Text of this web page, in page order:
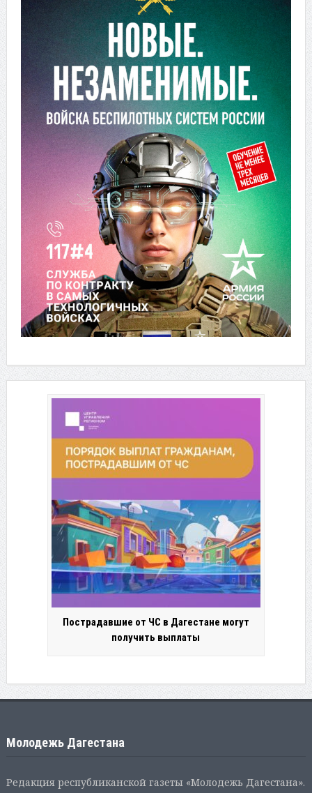
Пострадавшие от ЧС в Дагестане могут
получить выплаты
Молодежь Дагестана
Редакция республиканской газеты «Молодежь Дагестана».